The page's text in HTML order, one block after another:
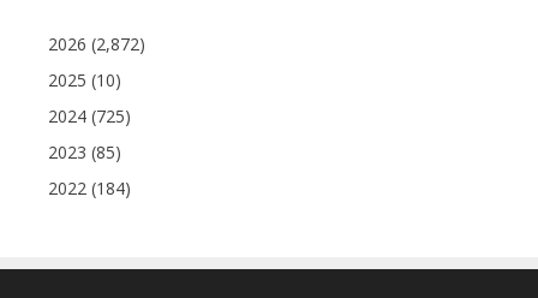
2026 (2,872)
2025 (10)
2024 (725)
2023 (85)
2022 (184)